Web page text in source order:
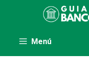
Menú